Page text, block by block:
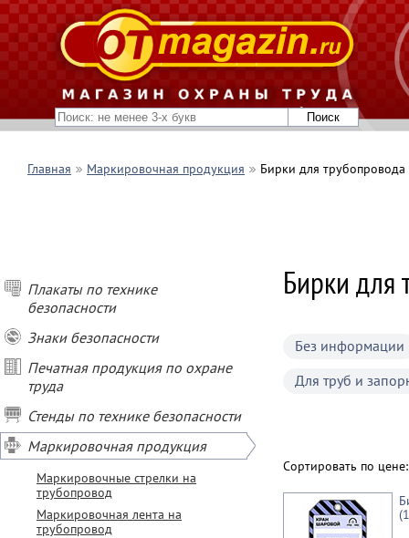
Главная Маркировочная продукция Бирки для трубопровода
Плакаты по технике
безопасности
Знаки безопасности
Печатная продукция по охране
труда
Стенды по технике безопасности
Маркировочная продукция
Маркировочные стрелки на
трубопровод
Маркировочная лента на
трубопровод
Бирки для
Без информации
Для труб и
Сортировать по